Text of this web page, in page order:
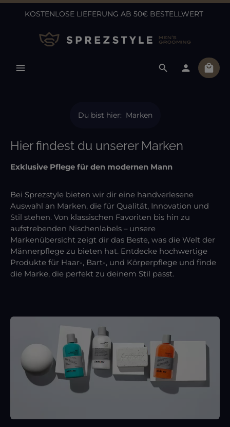
Zum Hauptinhalt springen
KOSTENLOSE LIEFERUNG AB 50€ BESTELLWERT
Du bist hier: Marken
Hier findest du unserer Marken
Exklusive Pflege für den modernen Mann
Bei Sprezstyle bieten wir dir eine handverlesene
Auswahl an Marken, die für Qualität, Innovation und
Stil stehen. Von klassischen Favoriten bis hin zu
aufstrebenden Nischenlabels – unsere
Markenübersicht zeigt dir das Beste, was die Welt der
Männerpflege zu bieten hat. Entdecke hochwertige
Produkte für Haar-, Bart-, und Körperpflege und finde
die Marke, die perfekt zu deinem Stil passt.
Kategoriegalerie überspringen